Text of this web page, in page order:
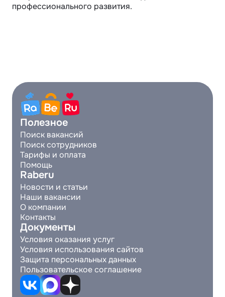
профессионального развития.
Полезное
Поиск вакансий
Поиск сотрудников
Тарифы и оплата
Помощь
Raberu
Новости и статьи
Наши вакансии
О компании
Контакты
Документы
Условия оказания услуг
Условия использования сайтов
Защита персональных данных
Пользовательское соглашение